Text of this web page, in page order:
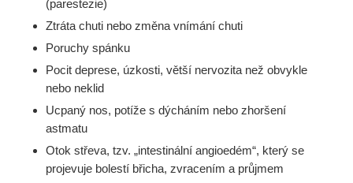
(parestezie)
Ztráta chuti nebo změna vnímání chuti
Poruchy spánku
Pocit deprese, úzkosti, větší nervozita než obvykle
nebo neklid
Ucpaný nos, potíže s dýcháním nebo zhoršení
astmatu
Otok střeva, tzv. „intestinální angioedém“, který se
projevuje bolestí břicha, zvracením a průjmem